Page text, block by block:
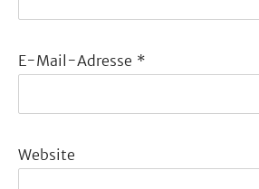
E-Mail-Adresse *
Website